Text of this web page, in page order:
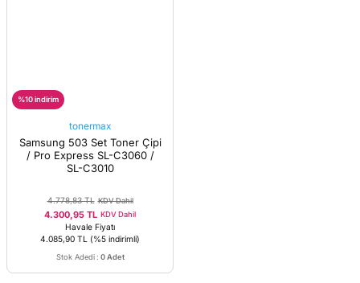
%10 indirim
tonermax
Samsung 503 Set Toner Çipi
/ Pro Express SL-C3060 /
SL-C3010
4.778,83 TL KDV Dahil
4.300,95 TL KDV Dahil
Havale Fiyatı
4.085,90 TL (%5 indirimli)
Stok Adedi : 0 Adet